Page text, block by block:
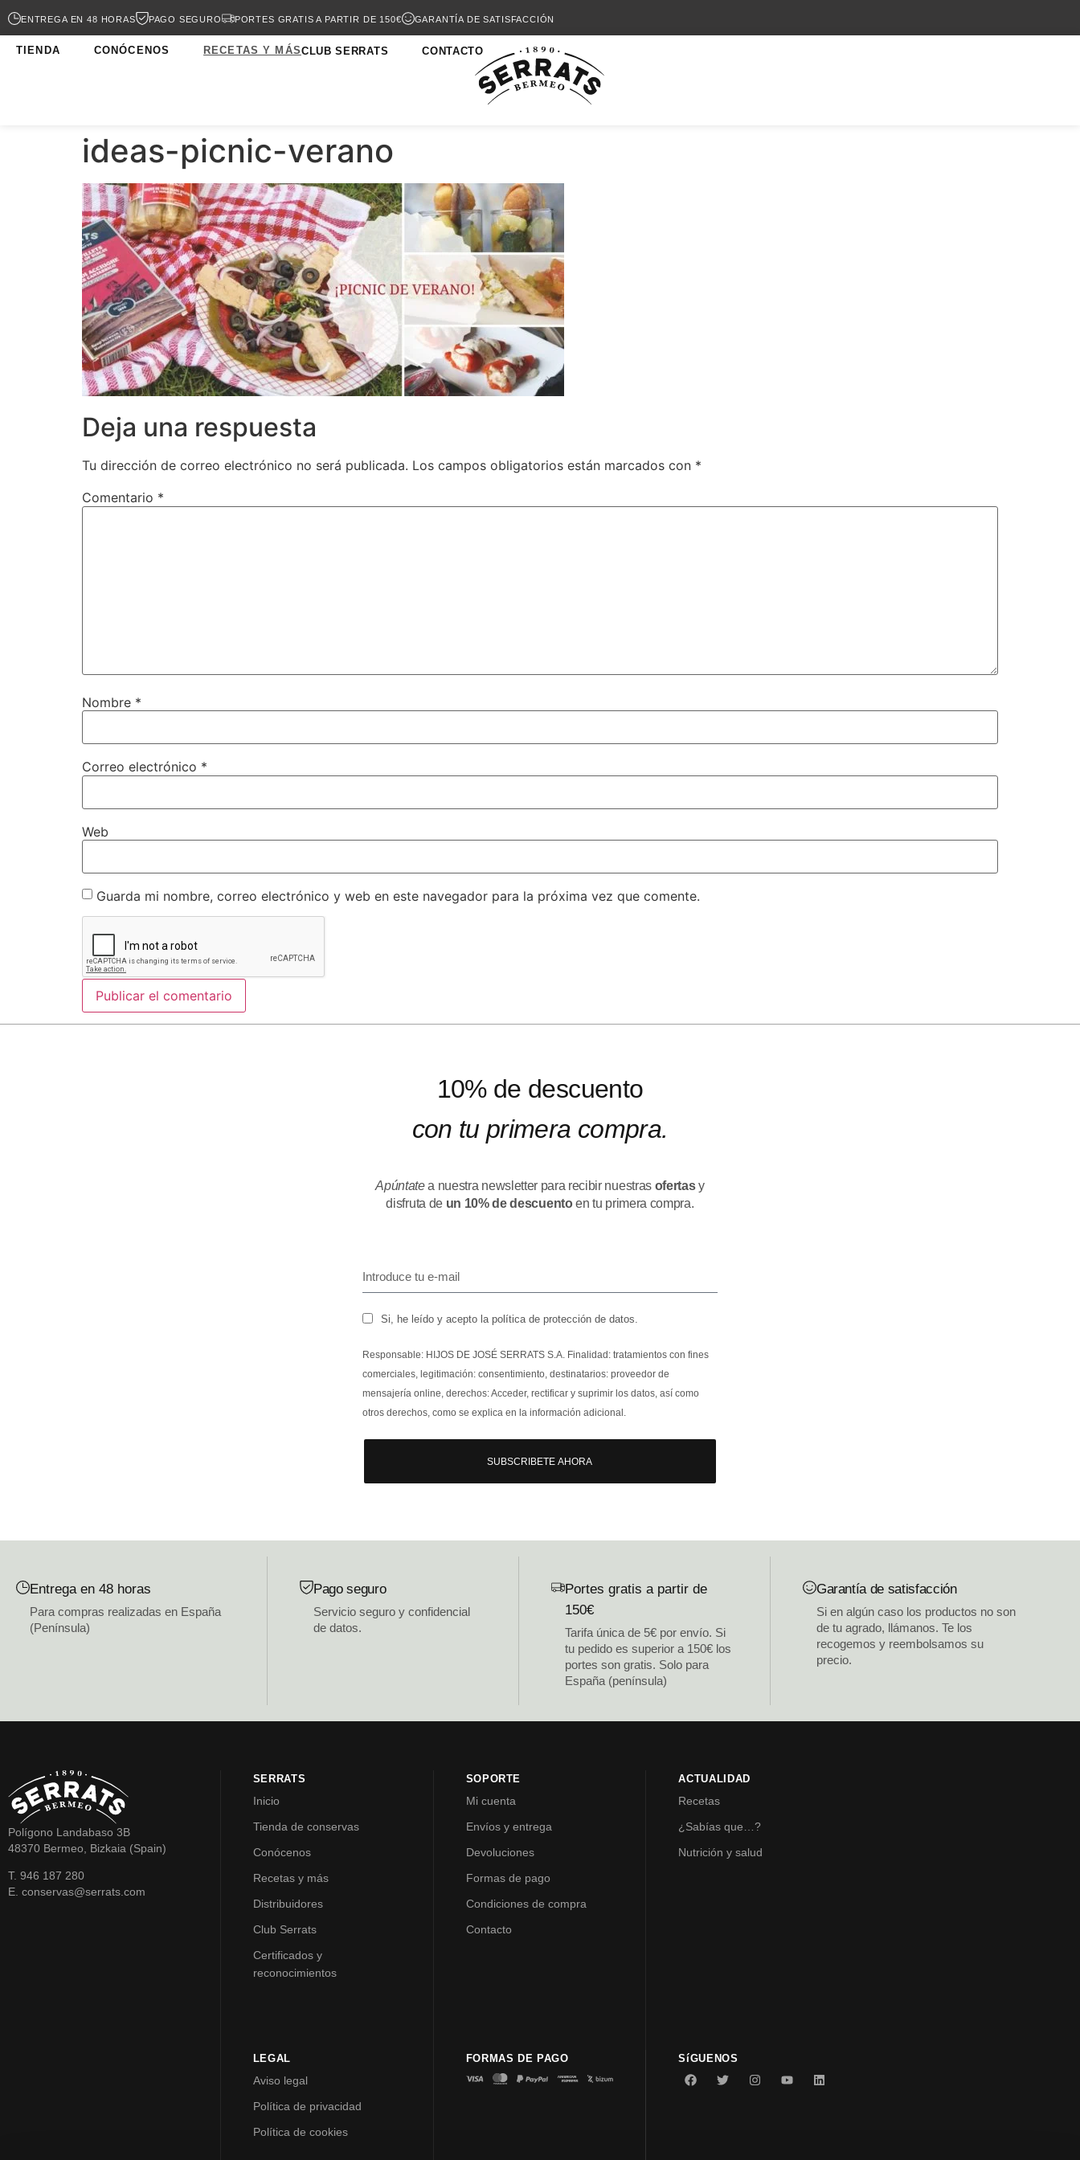
ENTREGA EN 48 HORAS PAGO SEGURO PORTES GRATIS A PARTIR DE 150€ GARANTÍA DE SATISFACCIÓN
TIENDA CONÓCENOS RECETAS Y MÁSCLUB SERRATS CONTACTO
ideas-picnic-verano
Deja una respuesta
Tu dirección de correo electrónico no será publicada. Los campos obligatorios están marcados con *
Comentario *
Nombre *
Correo electrónico *
Web
Guarda mi nombre, correo electrónico y web en este navegador para la próxima vez que comente.
10% de descuento
con tu primera compra.
Apúntatea nuestra newsletter para recibir nuestras ofertasy
disfruta de un 10% de descuentoen tu primera compra.
Si, he leído y acepto la política de protección de datos.
Responsable: HIJOS DE JOSÉ SERRATS S.A. Finalidad: tratamientos con fines
comerciales, legitimación: consentimiento, destinatarios: proveedor de
mensajería online, derechos: Acceder, rectificar y suprimir los datos, así como
otros derechos, como se explica en la información adicional.
SUBSCRIBETE AHORA
Entrega en 48 horas
Para compras realizadas en España
(Península)
Pago seguro
Servicio seguro y confidencial
de datos.
Portes gratis a partir de
150€
Tarifa única de 5€ por envío. Si
tu pedido es superior a 150€ los
portes son gratis. Solo para
España (península)
Garantía de satisfacción
Si en algún caso los productos no son
de tu agrado, llámanos. Te los
recogemos y reembolsamos su
precio.
Polígono Landabaso 3B
48370 Bermeo, Bizkaia (Spain)
T. 946 187 280
E. conservas@serrats.com
SERRATS
Inicio
Tienda de conservas
Conócenos
Recetas y más
Distribuidores
Club Serrats
Certificados y
reconocimientos
SOPORTE
Mi cuenta
Envíos y entrega
Devoluciones
Formas de pago
Condiciones de compra
Contacto
ACTUALIDAD
Recetas
¿Sabías que…?
Nutrición y salud
LEGAL
Aviso legal
Política de privacidad
Política de cookies
FORMAS DE PAGO SíGUENOS